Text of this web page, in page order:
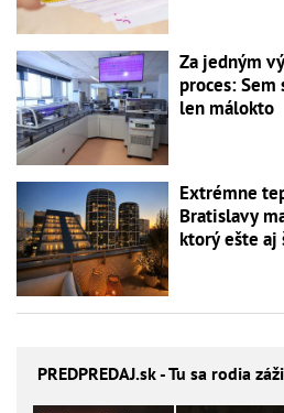
Za jedným
proces: Sem
len málokto
Extrémne
Bratislavy
ktorý ešte aj
PREDPREDAJ.sk - Tu sa rodia